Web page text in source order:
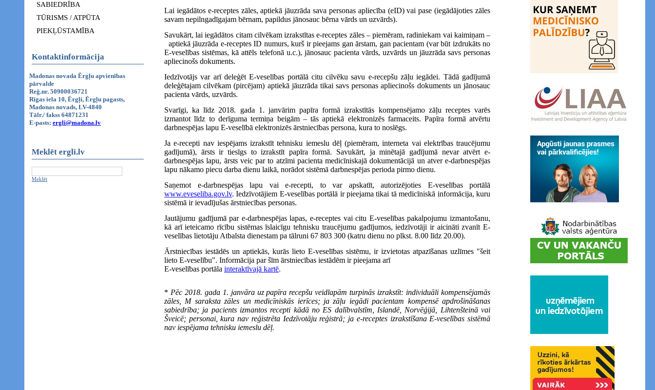
SABIEDRĪBA
TŪRISMS / ATPŪTA
PIEKĻŪSTAMĪBA
Kontaktinformācija
Madonas novada Ērgļu apvienības
pārvalde
Reģ.nr. 50900036721
Rīgas iela 10, Ērgļi, Ērgļu pagasts,
Madonas novads, LV-4840
Tālr./ fakss 64871231
E-pasts: ergli@madona.lv
Meklēt ergli.lv
Meklēt
Lai iegādātos e-receptes zāles, aptiekā jāuzrāda sava personas apliecība (eID) vai pase (iegādājoties zāles
savam nepilngadīgajam bērnam, papildus jānosauc bērna vārds un uzvārds).
Savukārt, lai iegādātos citam cilvēkam izrakstītas e-receptes zāles – piemēram, radiniekam vai kaimiņam –
aptiekā jāuzrāda e-receptes ID numurs, kurš ir pieejams gan ārstam, gan pacientam (var būt izdrukāts no
E-veselības sistēmas, kā attēls telefonā u.c.), jānosauc pacienta vārds, uzvārds un jāuzrāda savs personas
apliecinošs dokuments.
Iedzīvotājs var arī deleģēt E-veselības portālā citu cilvēku savu e-recepšu zāļu iegādei. Tādā gadījumā
deleģētajam cilvēkam (pircējam) aptiekā jāuzrāda tikai savs personas apliecinošs dokuments un jānosauc
pacienta vārds, uzvārds.
Svarīgi, ka līdz 2018. gada 1. janvārim papīra formā izrakstītās kompensējamo zāļu receptes varēs
izmantot līdz to derīguma termiņa beigām – tās aptiekā elektronizēs farmaceits. Papīra formā atvērtu
darbnespējas lapu E-veselībā elektronizēs ārstniecības persona, kura to noslēgs.
Ja e-recepti nav iespējams izrakstīt tehnisku iemeslu dēļ (piemēram, interneta vai elektrības traucējumu
gadījumā), ārsts ir tiesīgs to izrakstīt papīra formā. Savukārt, ja minētajā gadījumā nevar atvērt e-
darbnespējas lapu, ārsts veic par to atzīmi pacienta medicīniskajā dokumentācijā un atver e-darbnespējas
lapu nākamo piecu darba dienu laikā, norādot sistēmā darbnespējas perioda pirmo dienu.
Saņemot e-darbnespējas lapu vai e-recepti, to var apskatīt, autorizējoties E-veselības portālā
www.eveseliba.gov.lv. Iedzīvotājiem E-veselības portālā ir pieejama tikai tā medicīniskā informācija, kuru
sistēmā ir ievadījušas ārstniecības personas.
Jautājumu gadījumā par e-darbnespējas lapas, e-receptes vai citu E-veselības pakalpojumu izmantošanu,
kā arī ieteicamo rīcību sistēmas īslaicīgu tehnisku traucējumu gadījumos, iedzīvotāji ir aicināti zvanīt E-
veselības lietotāju Atbalsta dienestam pa tālruni 67 803 300 (katru dienu no plkst. 8.00 līdz 20.00).
Ārstniecības iestādēs un aptiekās, kurās lieto E-veselības sistēmu, ir izvietotas atpazīšanas uzlīmes "šeit
lieto E-veselību". Informācija par šīm ārstniecības iestādēm ir pieejama arī
E-veselības portāla interaktīvajā kartē.
* Pēc 2018. gada 1. janvāra uz papīra recepšu veidlapām turpinās izrakstīt: individuāli kompensējamās
zāles, M saraksta zāles un medicīniskās ierīces; ja zāļu iegādi pacientam kompensē apdrošināšanas
sabiedrība; ja pacients izmantos recepti kādā no ES dalībvalstīm, Islandē, Norvēģijā, Lihtenšteinā vai
Šveicē; personai, kura nav reģistrēta Iedzīvotāju reģistrā; ja e-receptes izrakstīšana E-veselības sistēmā
nav iespējama tehnisku iemeslu dēļ.